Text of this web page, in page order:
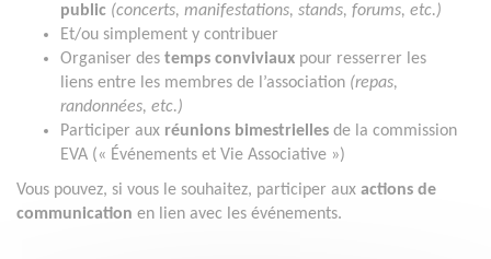
public (concerts, manifestations, stands, forums, etc.)
Et/ou simplement y contribuer
Organiser des temps conviviaux pour resserrer les
liens entre les membres de l’association (repas,
randonnées, etc.)
Participer aux réunions bimestrielles de la commission
EVA (« Événements et Vie Associative »)
Vous pouvez, si vous le souhaitez, participer aux actions de
communication en lien avec les événements.